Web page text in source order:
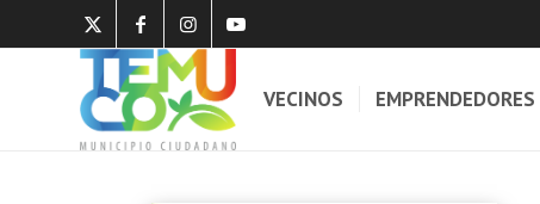
VECINOS EMPRENDEDORES